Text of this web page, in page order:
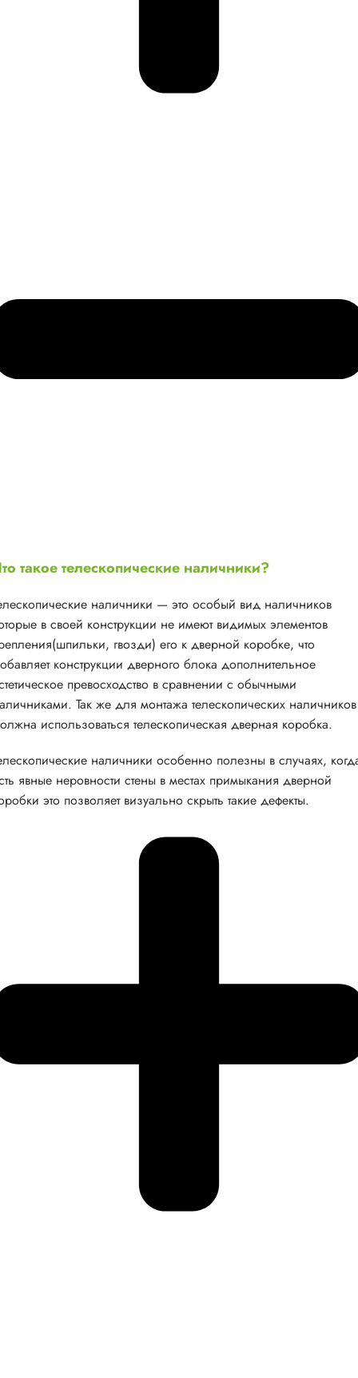
такое телескопические наличники?
наличники — это особый вид наличников
в своей конструкции не имеют видимых элементов
гвозди) его к дверной коробке, что
конструкции дверного блока дополнительное
превосходство в сравнении с обычными
Так же для монтажа телескопических наличников
использоваться телескопическая дверная коробка.
наличники особенно полезны в случаях,
явные неровности стены в местах примыкания дверной
это позволяет визуально скрыть такие дефекты.